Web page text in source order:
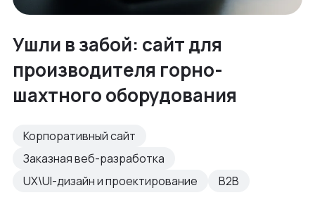
Ушли в забой: сайт для
производителя горно-
шахтного оборудования
Корпоративный сайт
Заказная веб-разработка
UX\UI-дизайн и проектирование
B2B